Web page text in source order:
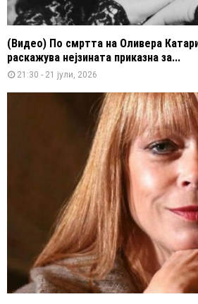
(Видео) По смртта на Оливера
раскажува нејзината приказна за...
21:30 - 21 јули, 2026